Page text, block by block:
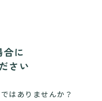
合に
さい
はありませんか？